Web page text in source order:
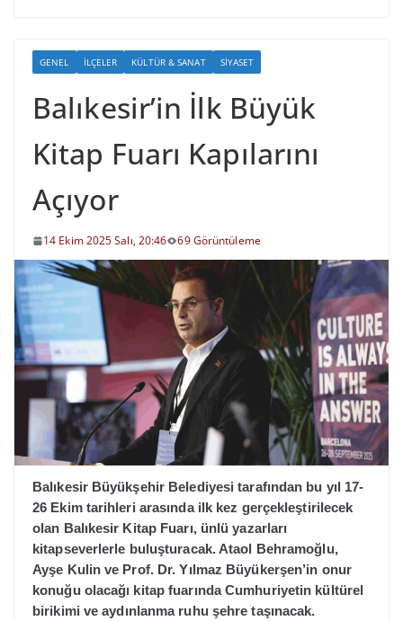
GENEL İLÇELER KÜLTÜR & SANAT SIYASET
Balıkesir’in İlk Büyük
Kitap Fuarı Kapılarını
Açıyor
14 Ekim 2025 Salı, 20:46 69 Görüntüleme
Balıkesir Büyükşehir Belediyesi tarafından bu yıl 17-
26 Ekim tarihleri arasında ilk kez gerçekleştirilecek
olan Balıkesir Kitap Fuarı, ünlü yazarları
kitapseverlerle buluşturacak. Ataol Behramoğlu,
Ayşe Kulin ve Prof. Dr. Yılmaz Büyükerşen’in onur
konuğu olacağı kitap fuarında Cumhuriyetin kültürel
birikimi ve aydınlanma ruhu şehre taşınacak.